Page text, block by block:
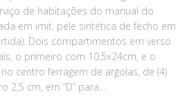
de habitações do manual do
em imit. pele sintética de fecho em
Dois compartimentos em verso
o primeiro com 10,5x24cm, e o
centro ferragem de argolas, de (4)
2,5 cm, em “D” para…